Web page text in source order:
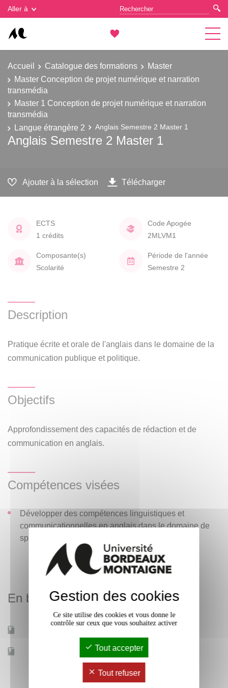
Aller à
Accueil Catalogue des formations
Master
Master Conception de projet numérique et narration
transmédia
Master 1 Conception de projet numérique et narration
transmédia
Langue étrangère 2
Anglais Semestre 2 Master 1
Anglais Semestre 2 Master 1
Ajouter à la sélection Télécharger
ECTS
1 crédits
Code Apogée
2MLVM1
Composante(s)
Scolarité
Période de l'année
Semestre 2
Description
Pratique écrite et orale de l'anglais dans le domaine de la
communication publique et politique.
Objectifs
Approfondissement des capacités de rédaction et de
communication en anglais.
Compétences visées
Développer des compétences linguistiques et
communicationnelles en anglais dans le domaine de
spécialité.
En bref
Accessible à distance Non
Gestion des cookies
Gestion des cookies
Ce site utilise des cookies et vous donne le
contrôle sur ceux que vous souhaitez activer
Tout accepter
Tout refuser